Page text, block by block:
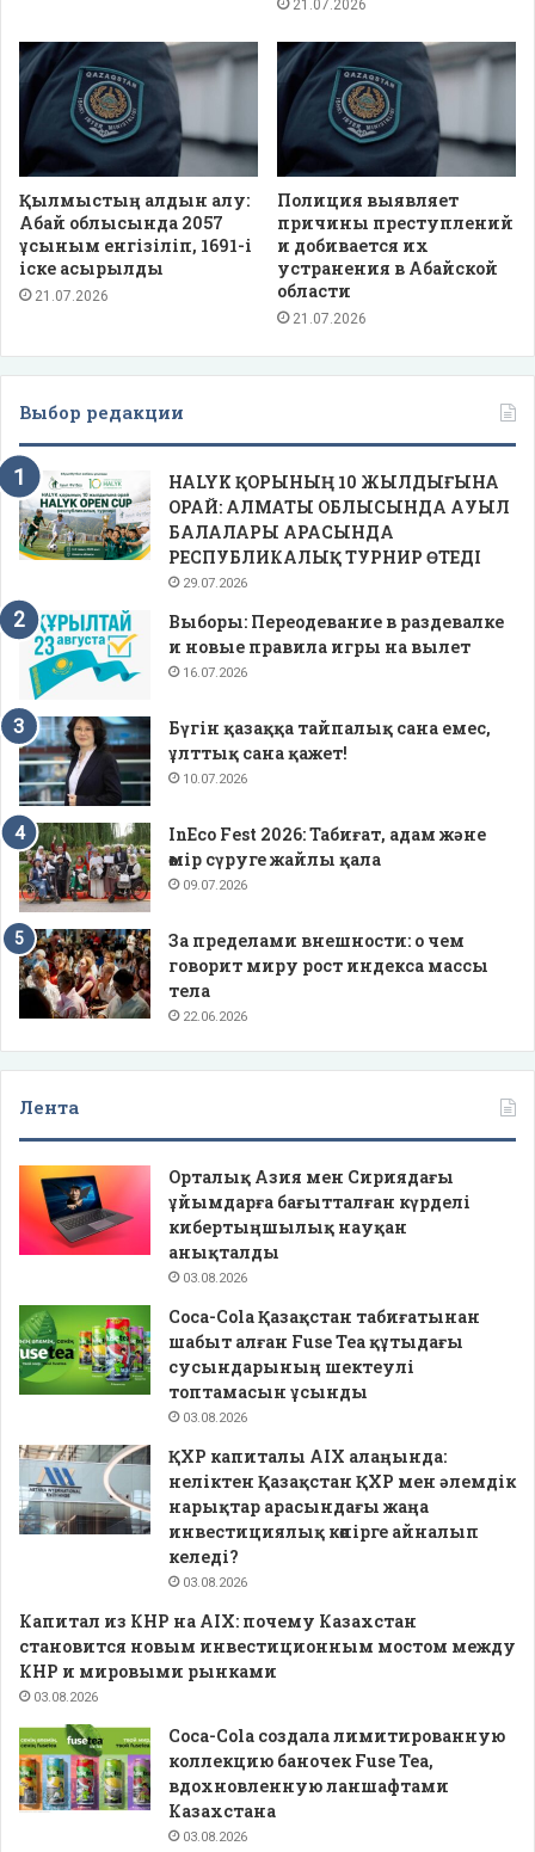
21.07.2026
Қылмыстың алдын алу:
Абай облысында 2057
ұсыным енгізіліп, 1691-і
іске асырылды
21.07.2026
Полиция выявляет
причины преступлений
и добивается их
устранения в Абайской
области
21.07.2026
Выбор редакции
HALYK ҚОРЫНЫҢ 10 ЖЫЛДЫҒЫНА
ОРАЙ: АЛМАТЫ ОБЛЫСЫНДА АУЫЛ
БАЛАЛАРЫ АРАСЫНДА
РЕСПУБЛИКАЛЫҚ ТУРНИР ӨТЕДІ
29.07.2026
Выборы: Переодевание в раздевалке
и новые правила игры на вылет
16.07.2026
Бүгін қазаққа тайпалық сана емес,
ұлттық сана қажет!
10.07.2026
InEco Fest 2026: Табиғат, адам және
өмір сүруге жайлы қала
09.07.2026
За пределами внешности: о чем
говорит миру рост индекса массы
тела
22.06.2026
Лента
Орталық Азия мен Сириядағы
ұйымдарға бағытталған күрделі
кибертыңшылық науқан
анықталды
03.08.2026
Coca-Cola Қазақстан табиғатынан
шабыт алған Fuse Tea құтыдағы
сусындарының шектеулі
топтамасын ұсынды
03.08.2026
ҚХР капиталы AIX алаңында:
неліктен Қазақстан ҚХР мен әлемдік
нарықтар арасындағы жаңа
инвестициялық көпірге айналып
келеді?
03.08.2026
Капитал из КНР на AIX: почему Казахстан
становится новым инвестиционным мостом между
КНР и мировыми рынками
03.08.2026
Coca-Cola создала лимитированную
коллекцию баночек Fuse Tea,
вдохновленную ланшафтами
Казахстана
03.08.2026